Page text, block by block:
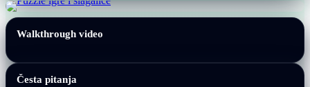
Walkthrough video
Česta pitanja